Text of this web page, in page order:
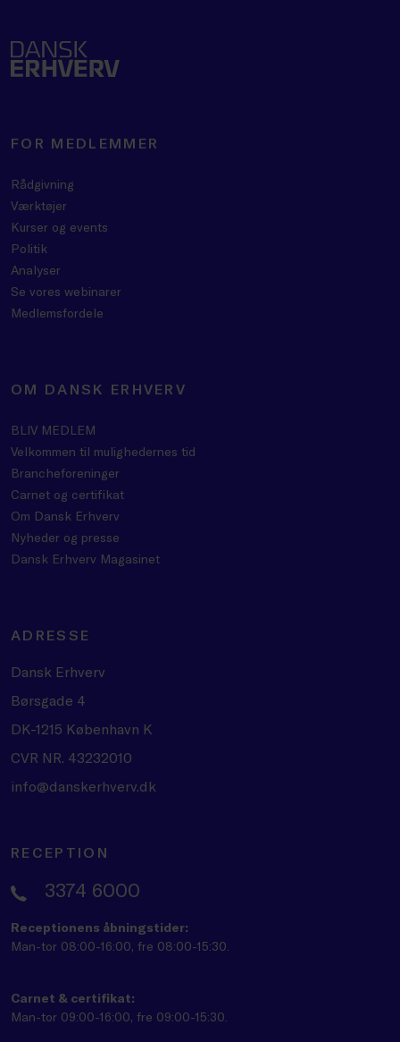
FOR MEDLEMMER
Rådgivning
Værktøjer
Kurser og events
Politik
Analyser
Se vores webinarer
Medlemsfordele
OM DANSK ERHVERV
BLIV MEDLEM
Velkommen til mulighedernes tid
Brancheforeninger
Carnet og certifikat
Om Dansk Erhverv
Nyheder og presse
Dansk Erhverv Magasinet
ADRESSE
Dansk Erhverv
Børsgade 4
DK-1215 København K
CVR NR. 43232010
info@danskerhverv.dk
RECEPTION
3374 6000
Receptionens åbningstider:
Man-tor 08:00-16:00, fre 08:00-15:30.
Carnet & certifikat:
Man-tor 09:00-16:00, fre 09:00-15:30.